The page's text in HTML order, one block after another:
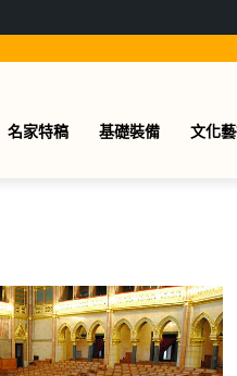
名家特稿 基礎裝備 文化